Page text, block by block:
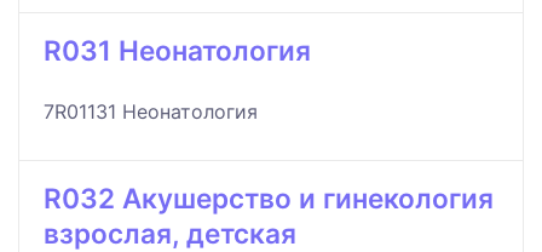
R031 Неонатология
7R01131 Неонатология
R032 Акушерство и гинекология
взрослая, детская